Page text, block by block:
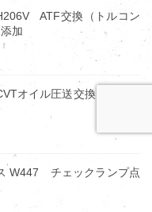
ATF交換（トルコン
加
オイル圧送交換（トルコ
W447 チェックランプ点